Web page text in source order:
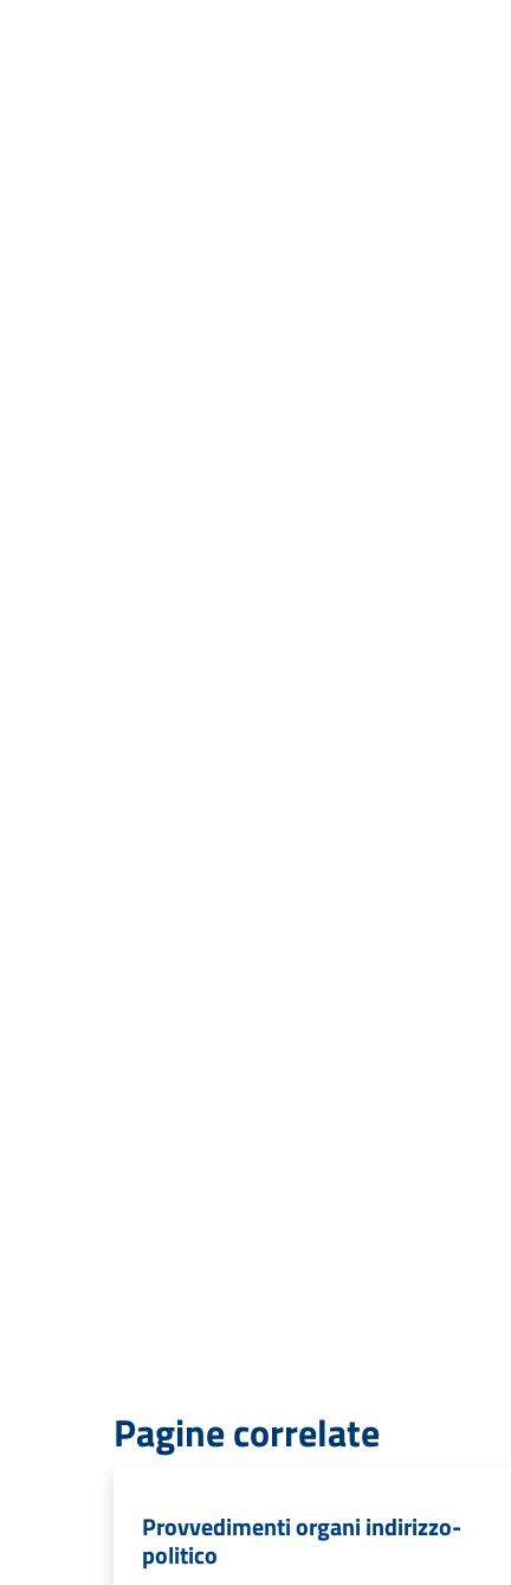
Pagine correlate
Provvedimenti organi indirizzo-
politico